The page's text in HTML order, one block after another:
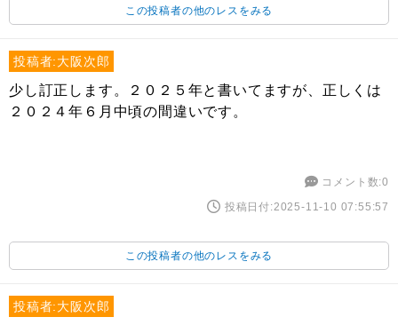
この投稿者の他のレスをみる
投稿者:大阪次郎
少し訂正します。２０２５年と書いてますが、正しくは
２０２４年６月中頃の間違いです。
コメント数:0
投稿日付:2025-11-10 07:55:57
この投稿者の他のレスをみる
投稿者:大阪次郎